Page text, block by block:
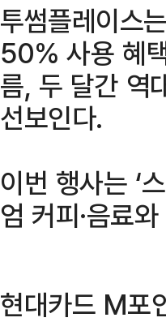
투썸플레이스
50% 사용 혜
름, 두 달간 역
선보인다.
이번 행사는 ‘
엄 커피·음료
현대카드 M포